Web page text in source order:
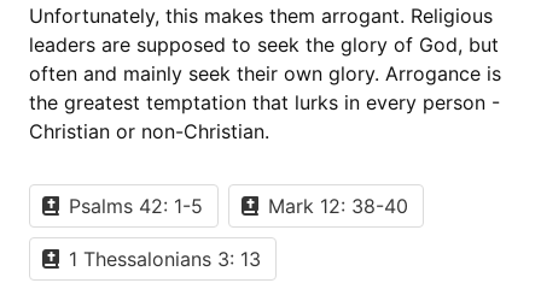
Unfortunately, this makes them arrogant. Religious
leaders are supposed to seek the glory of God, but
often and mainly seek their own glory. Arrogance is
the greatest temptation that lurks in every person -
Christian or non-Christian.
Psalms 42: 1-5 Mark 12: 38-40
1 Thessalonians 3: 13